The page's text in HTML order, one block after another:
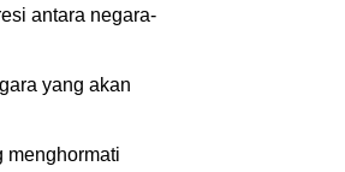
antara negara-
yang akan
menghormati